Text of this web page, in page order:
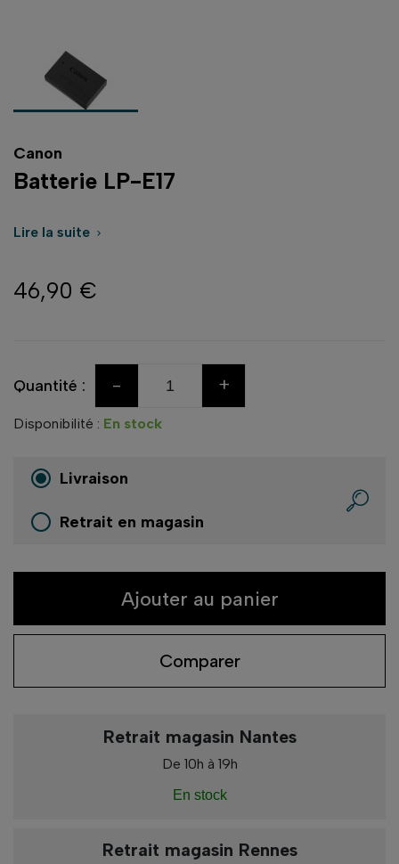
Canon
Batterie LP-E17
Lire la suite 
46,90 €
Quantité : - +
Disponibilité : En stock
Livraison
Retrait en magasin
Ajouter au panier
Comparer
Retrait magasin Nantes
De 10h à 19h
En stock
Retrait magasin Rennes